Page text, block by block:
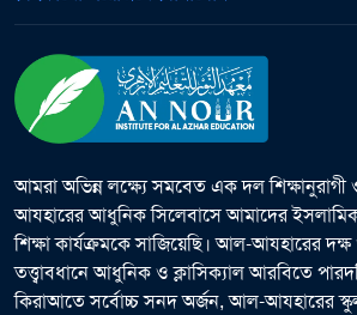
আমরা অভিন্ন লক্ষ্যে সমবেত এক দল শিক্ষানুরাগী
আযহারের আধুনিক সিলেবাসে আমাদের
শিক্ষা কার্যক্রমকে সাজিয়েছি। আল-আযহারের
তত্ত্বাবধানে আধুনিক ও ক্লাসিক্যাল আরবিতে
কিরাআতে সর্বোচ্চ সনদ অর্জন, আল-আযহারের